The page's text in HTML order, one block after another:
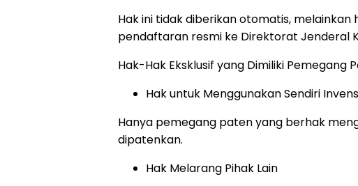
Hak ini tidak diberikan otomatis,
pendaftaran resmi ke Direktorat Jenderal
Hak-Hak Eksklusif yang Dimiliki Pemegang
Hak untuk Menggunakan Sendiri
Hanya pemegang paten yang berhak
dipatenkan.
Hak Melarang Pihak Lain